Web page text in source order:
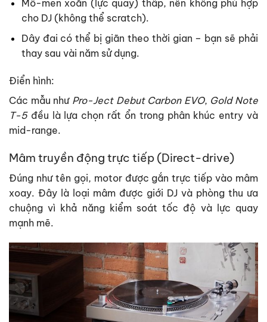
Mô-men xoắn (lực quay) thấp, nên không phù hợp
cho DJ (không thể scratch).
Dây đai có thể bị giãn theo thời gian – bạn sẽ phải
thay sau vài năm sử dụng.
Điển hình:
Các mẫu như Pro-Ject Debut Carbon EVO, Gold Note
T-5đều là lựa chọn rất ổn trong phân khúc entry và
mid-range.
Mâm truyền động trực tiếp (Direct-drive)
Đúng như tên gọi, motor được gắn trực tiếp vào mâm
xoay. Đây là loại mâm được giới DJ và phòng thu ưa
chuộng vì khả năng kiểm soát tốc độ và lực quay
mạnh mẽ.